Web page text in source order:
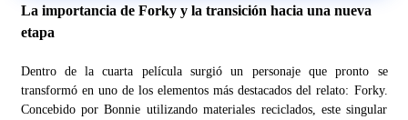
La importancia de Forky y la transición hacia una nueva
etapa
Dentro de la cuarta película surgió un personaje que pronto se
transformó en uno de los elementos más destacados del relato: Forky.
Concebido por Bonnie utilizando materiales reciclados, este singular